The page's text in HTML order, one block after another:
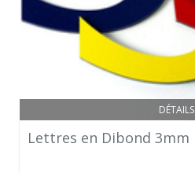
DÉTAILS
Lettres en Dibond 3mm